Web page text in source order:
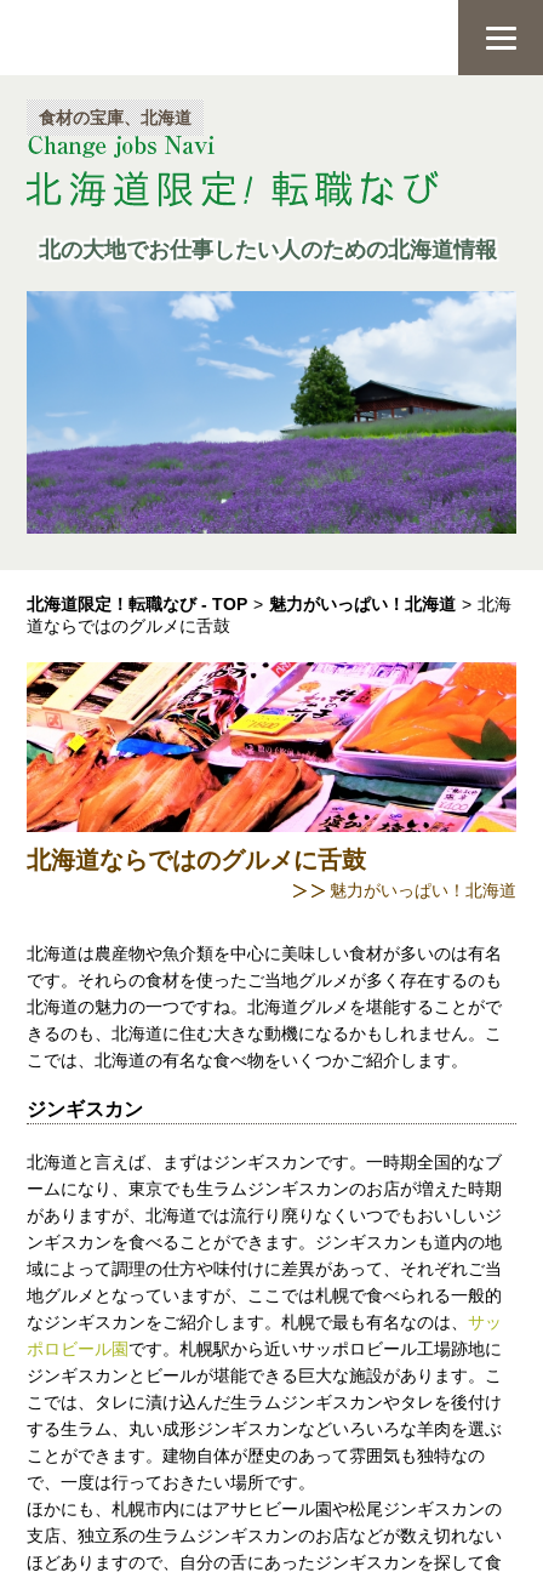
食材の宝庫、北海道
北の大地でお仕事したい人のための北海道情報
北海道限定！転職なび - TOP > 魅力がいっぱい！北海道 > 北海
道ならではのグルメに舌鼓
北海道ならではのグルメに舌鼓
魅力がいっぱい！北海道
北海道は農産物や魚介類を中心に美味しい食材が多いのは有名
です。それらの食材を使ったご当地グルメが多く存在するのも
北海道の魅力の一つですね。北海道グルメを堪能することがで
きるのも、北海道に住む大きな動機になるかもしれません。こ
こでは、北海道の有名な食べ物をいくつかご紹介します。
ジンギスカン
北海道と言えば、まずはジンギスカンです。一時期全国的なブ
ームになり、東京でも生ラムジンギスカンのお店が増えた時期
がありますが、北海道では流行り廃りなくいつでもおいしいジ
ンギスカンを食べることができます。ジンギスカンも道内の地
域によって調理の仕方や味付けに差異があって、それぞれご当
地グルメとなっていますが、ここでは札幌で食べられる一般的
なジンギスカンをご紹介します。札幌で最も有名なのは、サッ
ポロビール園です。札幌駅から近いサッポロビール工場跡地に
ジンギスカンとビールが堪能できる巨大な施設があります。こ
こでは、タレに漬け込んだ生ラムジンギスカンやタレを後付け
する生ラム、丸い成形ジンギスカンなどいろいろな羊肉を選ぶ
ことができます。建物自体が歴史のあって雰囲気も独特なの
で、一度は行っておきたい場所です。
ほかにも、札幌市内にはアサヒビール園や松尾ジンギスカンの
支店、独立系の生ラムジンギスカンのお店などが数え切れない
ほどありますので、自分の舌にあったジンギスカンを探して食